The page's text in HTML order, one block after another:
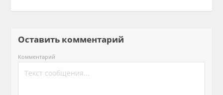
Оставить комментарий
Комментарий